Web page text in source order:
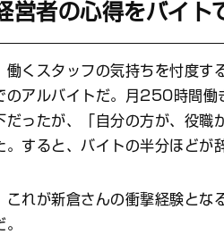
営者の心得をバイト
働くスタッフの気持ちを忖度す
のアルバイトだ。月250時間働
下だったが、「自分の方が、役
。すると、バイトの半分ほどが
これが新倉さんの衝撃経験とな
。